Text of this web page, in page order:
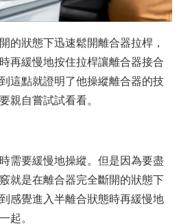
的狀態下迅速鬆開離合器拉桿，
再緩慢地按住拉桿讓離合器接合
這點就證明了他操縱離合器的技
親自嘗試試看看。
需要緩慢地操縱。但是因為要盡
就是在離合器完全斷開的狀態下
感覺進入半離合狀態時再緩慢地
起。